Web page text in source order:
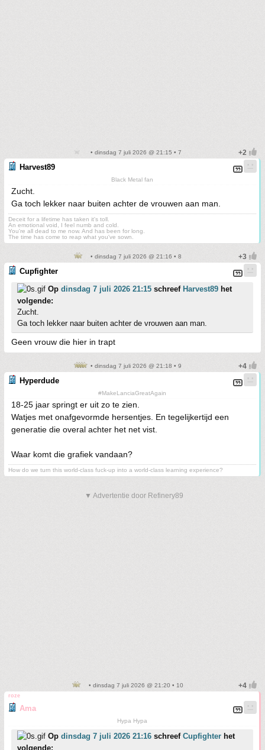
• dinsdag 7 juli 2026 @ 21:15 • 7
Harvest89
Black Metal fan
Zucht.
Ga toch lekker naar buiten achter de vrouwen aan man.
Deceit for a lifetime has taken it's toll.
An emotional void, I feel numb and cold.
You're all dead to me now. And has been for long.
The time has come to reap what you've sown.
• dinsdag 7 juli 2026 @ 21:16 • 8
Cupfighter
Op dinsdag 7 juli 2026 21:15 schreef Harvest89 het
volgende:
Zucht.
Ga toch lekker naar buiten achter de vrouwen aan man.
Geen vrouw die hier in trapt
• dinsdag 7 juli 2026 @ 21:18 • 9
Hyperdude
#MakeLanciaGreatAgain
18-25 jaar springt er uit zo te zien.
Watjes met onafgevormde hersentjes. En tegelijkertijd een
generatie die overal achter het net vist.
Waar komt die grafiek vandaan?
How do we turn this world-class fuck-up into a world-class learning experience?
▼ Advertentie door Refinery89
• dinsdag 7 juli 2026 @ 21:20 • 10
roze
Ama
Hypa Hypa
Op dinsdag 7 juli 2026 21:16 schreef Cupfighter het
volgende: